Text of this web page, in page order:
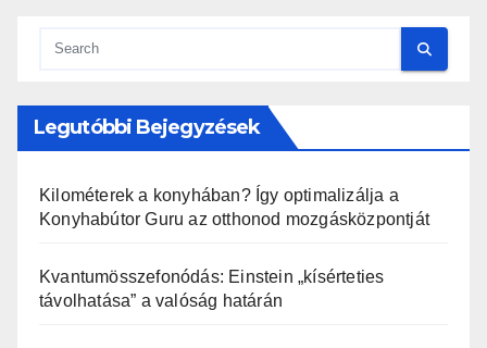
Legutóbbi Bejegyzések
Kilométerek a konyhában? Így optimalizálja a
Konyhabútor Guru az otthonod mozgásközpontját
Kvantumösszefonódás: Einstein „kísérteties
távolhatása” a valóság határán